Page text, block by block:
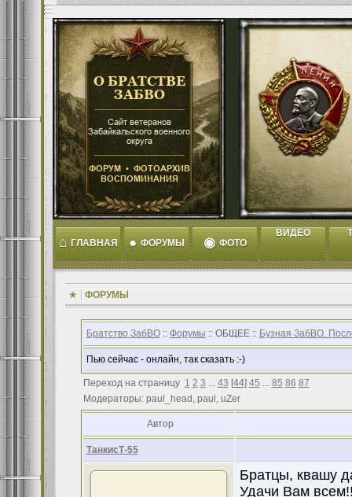
⌂ ГЛАВНАЯ ● ФОРУМЫ ◉ ФОТО
ВИДЕО
ФОРУМЫ
Братство ЗабВО:: Форумы :: ОБЩЕЕ :: Бузная ЗабВО.
Пью сейчас - онлайн, так сказать :-)
Переход на страницу 1 2 3 ... 43 [44] 45 ... 85 86 87
Модераторы: paul_head, paul, uZer
Автор
ТанкисТ-55
Братцы, квашу
Удачи Вам